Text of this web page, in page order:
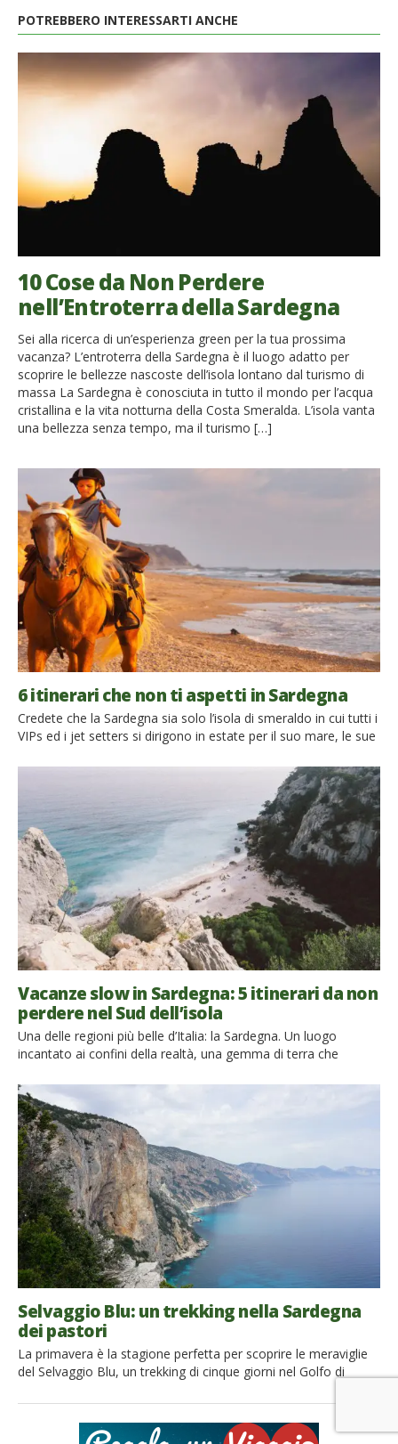
POTREBBERO INTERESSARTI ANCHE
10 Cose da Non Perdere
nell’Entroterra della Sardegna
Sei alla ricerca di un’esperienza green per la tua prossima
vacanza? L’entroterra della Sardegna è il luogo adatto per
scoprire le bellezze nascoste dell’isola lontano dal turismo di
massa La Sardegna è conosciuta in tutto il mondo per l’acqua
cristallina e la vita notturna della Costa Smeralda. L’isola vanta
una bellezza senza tempo, ma il turismo […]
6 itinerari che non ti aspetti in Sardegna
Credete che la Sardegna sia solo l’isola di smeraldo in cui tutti i
VIPs ed i jet setters si dirigono in estate per il suo mare, le sue
Provate a vedere le varie proposte che Viaggi Verdi ha scovato
Vacanze slow in Sardegna: 5 itinerari da non
perdere nel Sud dell’isola
Una delle regioni più belle d’Italia: la Sardegna. Un luogo
incantato ai confini della realtà, una gemma di terra che
di loro, che la rendono un vero paradiso naturale. Ma la
Sardegna non è solo questo: è la destinazione perfetta anche
per chi preferisce […]
Selvaggio Blu: un trekking nella Sardegna
dei pastori
La primavera è la stagione perfetta per scoprire le meraviglie
del Selvaggio Blu, un trekking di cinque giorni nel Golfo di
avventura, un po di fatica, natura incontaminata e paesaggi
mozziafiato! Il Selvaggio Blu è un percorso a tappe, tracciato